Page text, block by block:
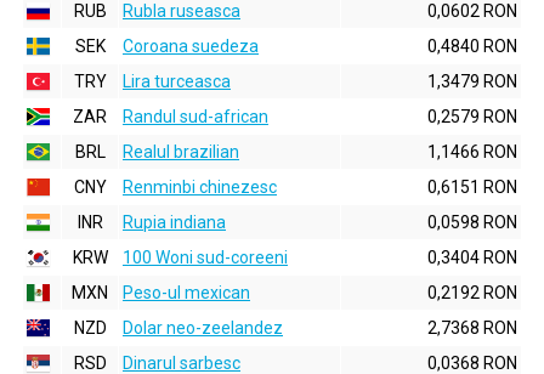
RUB
Rubla ruseasca
0,0602 RON
SEK
Coroana suedeza
0,4840 RON
TRY
Lira turceasca
1,3479 RON
ZAR
Randul sud-african
0,2579 RON
BRL
Realul brazilian
1,1466 RON
CNY
Renminbi chinezesc
0,6151 RON
INR
Rupia indiana
0,0598 RON
KRW
100 Woni sud-coreeni
0,3404 RON
MXN
Peso-ul mexican
0,2192 RON
NZD
Dolar neo-zeelandez
2,7368 RON
RSD
Dinarul sarbesc
0,0368 RON